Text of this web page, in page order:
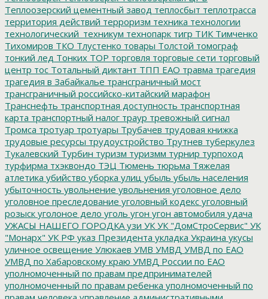
Теплоозерский цементный завод теплосбыт теплотрасса
территория действий терроризм техника технологии
технологический_техникум технопарк тигр ТИК Тимченко
Тихомиров ТКО Тлустенко товары Толстой томограф
тонкий лед Тонких ТОР торговля торговые сети торговый
центр тос Тотальный диктант ТПП ЕАО травма трагедия
трагедия в Забайкалье трансграничный мост
трансграничный российско-китайский марафон
Транснефть транспортная доступность транспортная
карта транспортный налог траур тревожный сигнал
Тромса тротуар тротуары Трубачев трудовая книжка
трудовые ресурсы трудоустройство Трутнев туберкулез
Тукалевский Турбин туризм туризмм турнир турпоход
турфирма тхэквондо ТЭЦ Тюмень тюрьма Тяжелая
атлетика убийство уборка улиц убыль убыль населения
убыточность увольнение увольнения уголовное дело
уголовное преследование уголовный кодекс уголовный
розыск уголоное дело уголь угон угон автомобиля удача
УЖАСЫ НАШЕГО ГОРОДКА узи УК УК "ДомСтроСервис" УК
"Монарх" УК РФ указ Президента укладка Украина укусы
уличное освещение Улюкаев УМВ УМВД УМВД по ЕАО
УМВД по Хабаровскому краю УМВД России по ЕАО
уполномоченный по правам предпринимателей
уполномоченный по правам ребенка уполномоченный по